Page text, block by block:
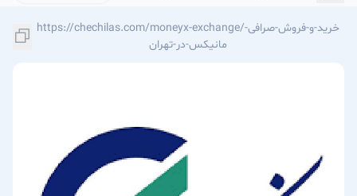
https://chechilas.com/moneyx-exchange/خرید-و-فروش-صرافی-
مانیکس-در-تهران